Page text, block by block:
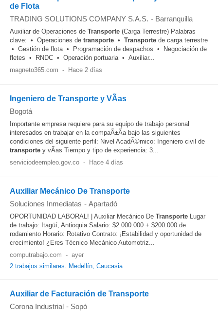
de Flota
TRADING SOLUTIONS COMPANY S.A.S. - Barranquilla
Auxiliar de Operaciones de Transporte (Carga Terrestre) Palabras
clave: • Operaciones de transporte • Transporte de carga terrestre
• Gestión de flota • Programación de despachos • Negociación de
fletes • RNDC • Operación portuaria • Auxiliar...
magneto365.com - Hace 2 días
Ingeniero de Transporte y VÃ­as
Bogotá
Importante empresa requiere para su equipo de trabajo personal
interesados en trabajar en la compaÃ±Ã­a bajo las siguientes
condiciones del siguiente perfil: Nivel AcadÃ©mico: Ingeniero civil de
transporte y vÃ­as Tiempo y tipo de experiencia: 3...
serviciodeempleo.gov.co - Hace 4 días
Auxiliar Mecánico De Transporte
Soluciones Inmediatas - Apartadó
OPORTUNIDAD LABORAL! | Auxiliar Mecánico De Transporte Lugar
de trabajo: Itagüí, Antioquia Salario: $2.000.000 + $200.000 de
rodamiento Horario: Rotativo Contrato: ¡Estabilidad y oportunidad de
crecimiento! ¿Eres Técnico Mecánico Automotriz...
computrabajo.com - ayer
2 trabajos similares: Medellín, Caucasia
Auxiliar de Facturación de Transporte
Corona Industrial - Sopó